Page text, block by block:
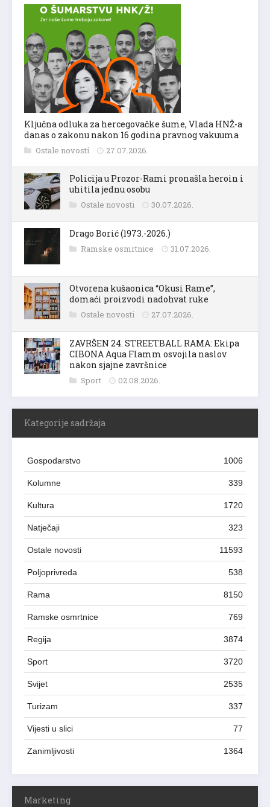
Ključna odluka za hercegovačke šume, Vlada HNŽ-a
danas o zakonu nakon 16 godina pravnog vakuuma
Ostale novosti 27.07.2026.
Policija u Prozor-Rami pronašla heroin i
uhitila jednu osobu
Ostale novosti 30.07.2026.
Drago Borić (1973.-2026.)
Ramske osmrtnice 31.07.2026.
Otvorena kušaonica “Okusi Rame”,
domaći proizvodi nadohvat ruke
Ostale novosti 27.07.2026.
ZAVRŠEN 24. STREETBALL RAMA: Ekipa
CIBONA Aqua Flamm osvojila naslov
nakon sjajne završnice
Sport 02.08.2026.
Kategorije sadržaja
Gospodarstvo 1006
Kolumne 339
Kultura 1720
Natječaji 323
Ostale novosti 11593
Poljoprivreda 538
Rama 8150
Ramske osmrtnice 769
Regija 3874
Sport 3720
Svijet 2535
Turizam 337
Vijesti u slici 77
Zanimljivosti 1364
Marketing